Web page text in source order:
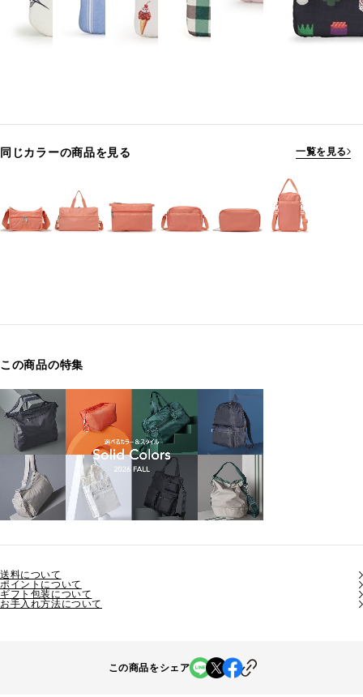
同じカラーの商品を見る 一覧を見る
この商品の特集
送料について
ポイントについて
ギフト包装について
お手入れ方法について
この商品をシェア